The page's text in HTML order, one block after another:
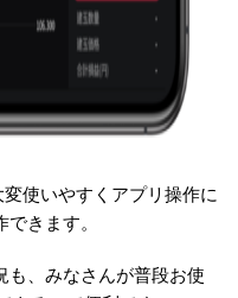
使いやすくアプリ操作に
きます。
も、みなさんが普段お使